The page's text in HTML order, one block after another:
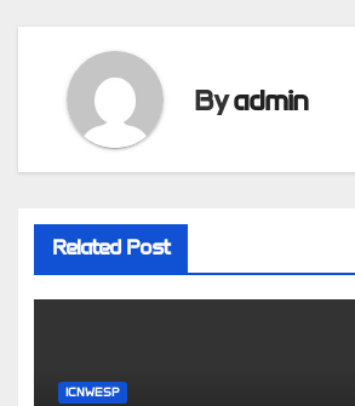
Byadmin
Related Post
ICNWESP